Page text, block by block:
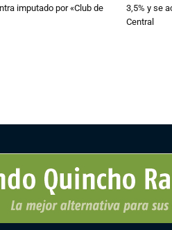
imputado por «Club de
3,5% y se
Central